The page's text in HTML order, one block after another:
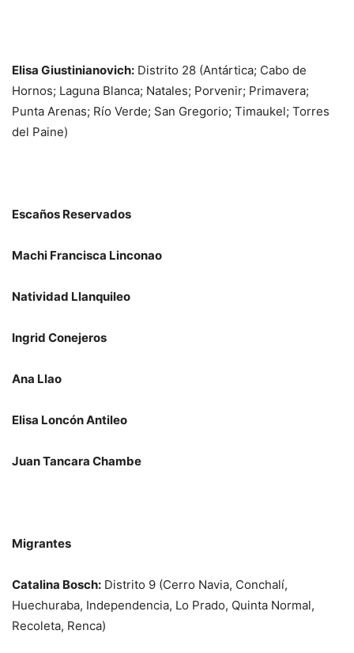
Elisa Giustinianovich: Distrito 28 (Antártica; Cabo de
Hornos; Laguna Blanca; Natales; Porvenir; Primavera;
Punta Arenas; Río Verde; San Gregorio; Timaukel; Torres
del Paine)
Escaños Reservados
Machi Francisca Linconao
Natividad Llanquileo
Ingrid Conejeros
Ana Llao
Elisa Loncón Antileo
Juan Tancara Chambe
Migrantes
Catalina Bosch: Distrito 9 (Cerro Navia, Conchalí,
Huechuraba, Independencia, Lo Prado, Quinta Normal,
Recoleta, Renca)